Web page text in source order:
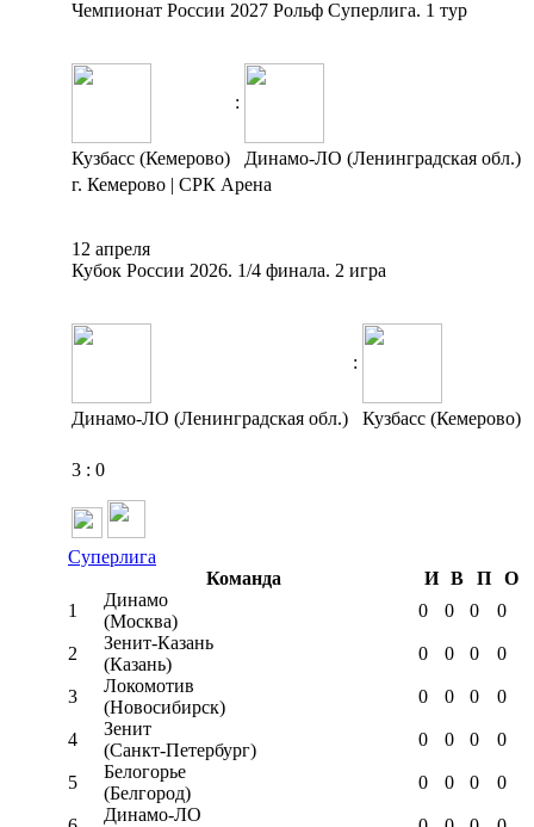
Чемпионат России 2027 Рольф Суперлига. 1 тур
:
Кузбасс (Кемерово)
Динамо-ЛО (Ленинградская обл.)
г. Кемерово | СРК Арена
12 апреля
Кубок России 2026. 1/4 финала. 2 игра
:
Динамо-ЛО (Ленинградская обл.) Кузбасс (Кемерово)
3 : 0
Суперлига
Команда
И В П
О
1
Динамо
(Москва)
0 0 0 0
2
Зенит-Казань
(Казань)
0 0 0 0
3
Локомотив
(Новосибирск)
0 0 0 0
4
Зенит
(Санкт-Петербург)
0 0 0 0
5
Белогорье
(Белгород)
0 0 0 0
Динамо-ЛО